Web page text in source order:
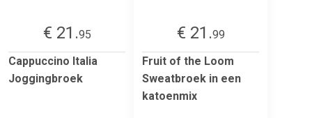
€ 21.95
Cappuccino Italia
Joggingbroek
€ 21.99
Fruit of the Loom
Sweatbroek in een
katoenmix